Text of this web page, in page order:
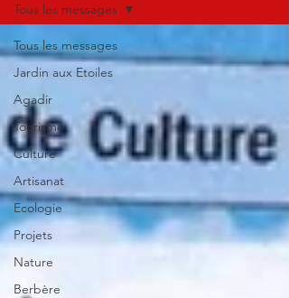
Tous les messages
Jardin aux Etoiles
Agadir
Tourisme
Culture
Artisanat
Ecologie
Projets
Nature
Berbère
Tous les messages